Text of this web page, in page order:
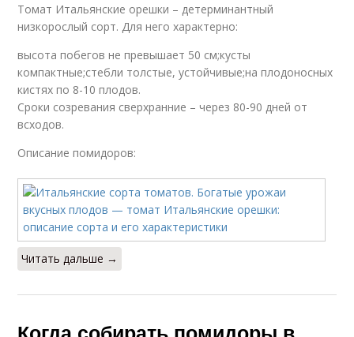
Томат Итальянские орешки – детерминантный
низкорослый сорт. Для него характерно:
высота побегов не превышает 50 см;кусты
компактные;стебли толстые, устойчивые;на плодоносных
кистях по 8-10 плодов.
Сроки созревания сверхранние – через 80-90 дней от
всходов.
Описание помидоров:
Читать дальше →